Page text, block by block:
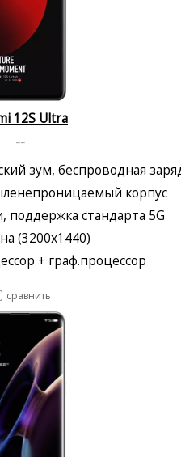
12S Ultra
--
зум, беспроводная
корпус
поддержка стандарта 5G
(3200x1440)
+ граф.процессор
сравнить